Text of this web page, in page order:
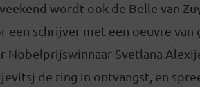
wordt ook de Belle van
een schrijver met een oeuvre
Nobelprijswinnaar Svetlana
de ring in ontvangst, en